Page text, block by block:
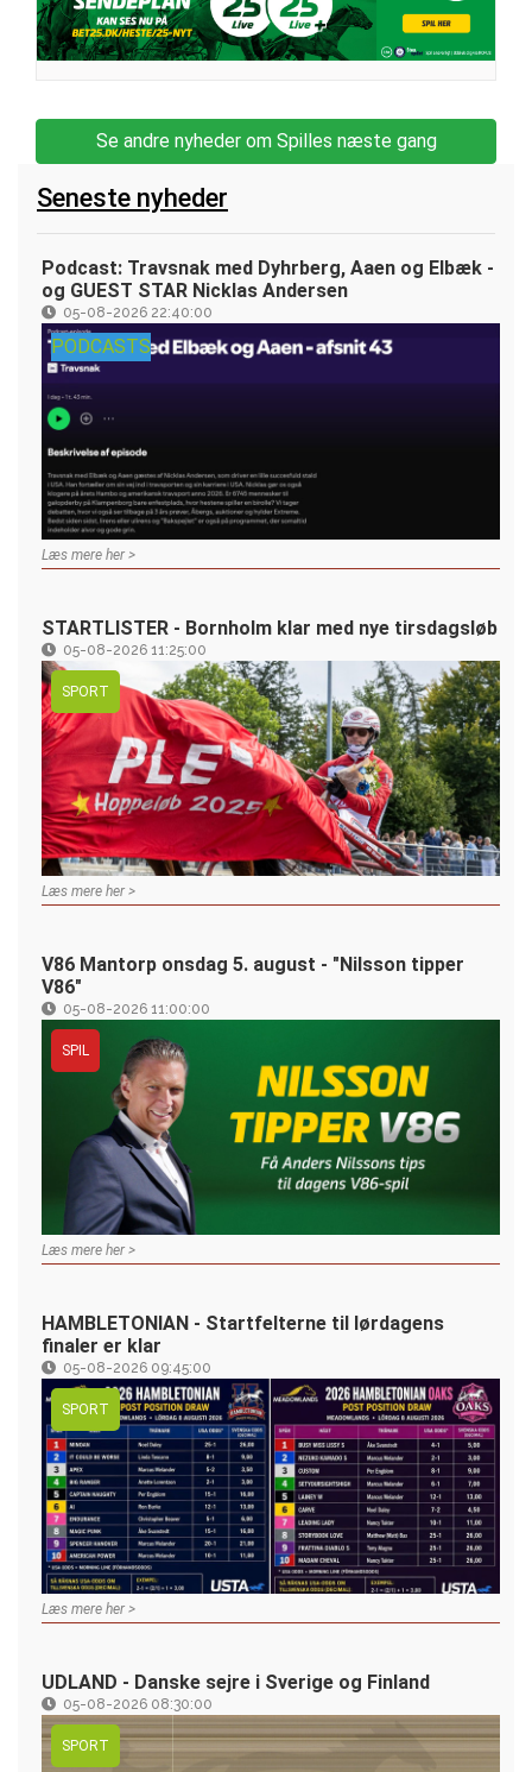
Se andre nyheder om Spilles næste gang
Seneste nyheder
Podcast: Travsnak med Dyhrberg, Aaen og Elbæk -
og GUEST STAR Nicklas Andersen
05-08-2026 22:40:00
PODCASTS
Læs mere her >
STARTLISTER - Bornholm klar med nye tirsdagsløb
05-08-2026 11:25:00
SPORT
Læs mere her >
V86 Mantorp onsdag 5. august - "Nilsson tipper
V86"
05-08-2026 11:00:00
SPIL
Læs mere her >
HAMBLETONIAN - Startfelterne til lørdagens
finaler er klar
05-08-2026 09:45:00
SPORT
Læs mere her >
UDLAND - Danske sejre i Sverige og Finland
05-08-2026 08:30:00
SPORT